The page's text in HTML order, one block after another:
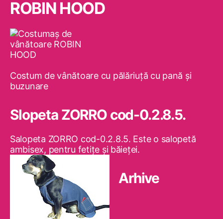
ROBIN HOOD
Costum de vânătoare cu pălăriuţă cu pană şi
buzunare
Slopeta ZORRO cod-0.2.8.5.
Salopeta ZORRO cod-0.2.8.5. Este o salopetă
ambisex, pentru fetiţe şi băieţei.
Arhive